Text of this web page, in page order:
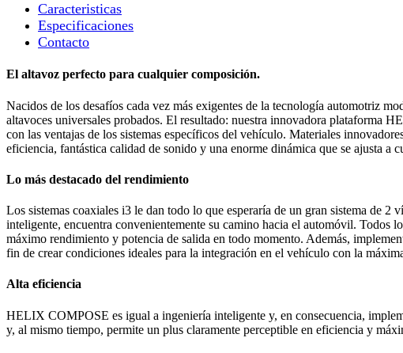
Caracteristicas
Especificaciones​
Contacto
El altavoz perfecto para cualquier composición.
Nacidos de los desafíos cada vez más exigentes de la tecnología automotriz
altavoces universales probados. El resultado: nuestra innovadora plataforma
con las ventajas de los sistemas específicos del vehículo. Materiales
eficiencia, fantástica calidad de sonido y una enorme dinámica que se ajusta
Lo más destacado del rendimiento
Los sistemas coaxiales i3 le dan todo lo que esperaría de un gran sistema de
inteligente, encuentra convenientemente su camino hacia el automóvil.
máximo rendimiento y potencia de salida en todo momento. Además,
fin de crear condiciones ideales para la integración en el vehículo con la
Alta eficiencia
HELIX COMPOSE es igual a ingeniería inteligente y, en consecuencia,
y, al mismo tiempo, permite un plus claramente perceptible en eficiencia y